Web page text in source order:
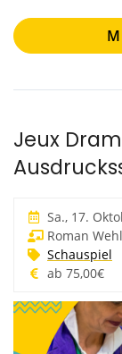
Jeux
Sa., 17.
Roman
Schauspiel
ab 75,00€